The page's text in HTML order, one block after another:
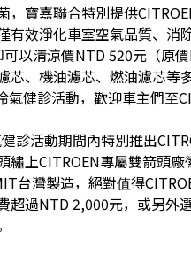
寶嘉聯合特別提供
有效淨化車室空氣品質、
以清涼價NTD 520元（原
芯、機油濾芯、燃油濾芯等
健診活動，歡迎車主們至
診活動期間內特別推出
繡上CITROEN專屬雙箭頭
台灣製造，絕對值得
過NTD 2,000元，或另外